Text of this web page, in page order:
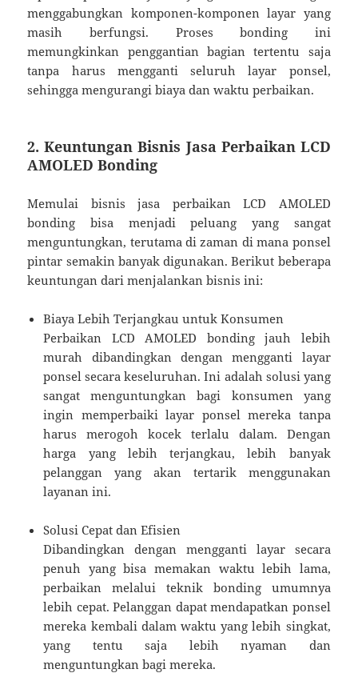
menggabungkan komponen-komponen layar yang
masih berfungsi. Proses bonding ini
memungkinkan penggantian bagian tertentu saja
tanpa harus mengganti seluruh layar ponsel,
sehingga mengurangi biaya dan waktu perbaikan.
2. Keuntungan Bisnis Jasa Perbaikan LCD
AMOLED Bonding
Memulai bisnis jasa perbaikan LCD AMOLED
bonding bisa menjadi peluang yang sangat
menguntungkan, terutama di zaman di mana ponsel
pintar semakin banyak digunakan. Berikut beberapa
keuntungan dari menjalankan bisnis ini:
Biaya Lebih Terjangkau untuk Konsumen
Perbaikan LCD AMOLED bonding jauh lebih
murah dibandingkan dengan mengganti layar
ponsel secara keseluruhan. Ini adalah solusi yang
sangat menguntungkan bagi konsumen yang
ingin memperbaiki layar ponsel mereka tanpa
harus merogoh kocek terlalu dalam. Dengan
harga yang lebih terjangkau, lebih banyak
pelanggan yang akan tertarik menggunakan
layanan ini.
Solusi Cepat dan Efisien
Dibandingkan dengan mengganti layar secara
penuh yang bisa memakan waktu lebih lama,
perbaikan melalui teknik bonding umumnya
lebih cepat. Pelanggan dapat mendapatkan ponsel
mereka kembali dalam waktu yang lebih singkat,
yang tentu saja lebih nyaman dan
menguntungkan bagi mereka.